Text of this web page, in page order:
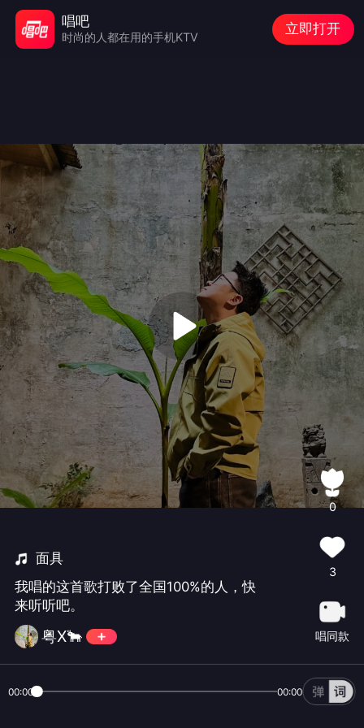
面具
我唱的这首歌打败了全国100%的人，快
来听听吧。
粤X🐂
0
3
唱同款
00:00 00:00
唱吧
时尚的人都在用的手机KTV
立即打开